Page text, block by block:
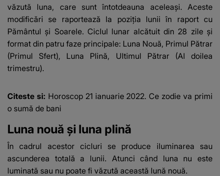
văzută luna, care sunt întotdeauna aceleași. Aceste
modificări se raportează la poziția lunii în raport cu
Pământul și Soarele. Ciclul lunar alcătuit din 28 zile și
format din patru faze principale: Luna Nouă, Primul Pătrar
(Primul Sfert), Luna Plină, Ultimul Pătrar (Al doilea
trimestru).
Citeste si: Horoscop 21 ianuarie 2022. Ce zodie va primi
o sumă de bani
Luna nouă și luna plină
În cadrul acestor cicluri se produce iluminarea sau
ascunderea totală a lunii. Atunci când luna nu este
luminată sau nu poate fi văzută această lună nouă.